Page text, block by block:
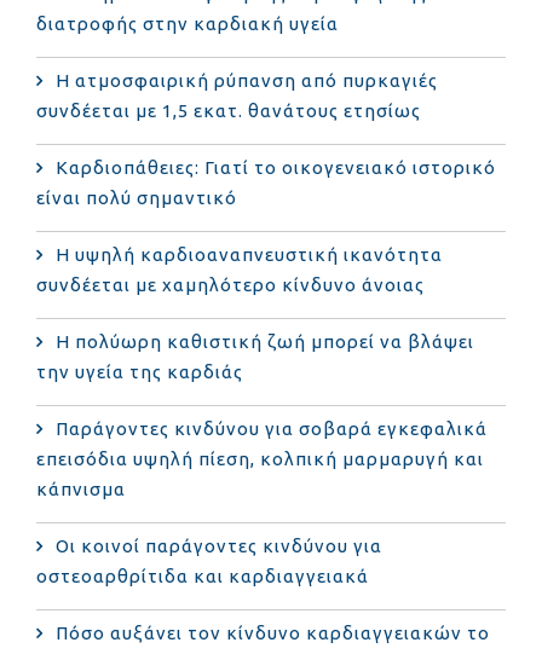
διατροφής στην καρδιακή υγεία
Η ατμοσφαιρική ρύπανση από πυρκαγιές
συνδέεται με 1,5 εκατ. θανάτους ετησίως
Καρδιοπάθειες: Γιατί το οικογενειακό ιστορικό
είναι πολύ σημαντικό
Η υψηλή καρδιοαναπνευστική ικανότητα
συνδέεται με χαμηλότερο κίνδυνο άνοιας
Η πολύωρη καθιστική ζωή μπορεί να βλάψει
την υγεία της καρδιάς
Παράγοντες κινδύνου για σοβαρά εγκεφαλικά
επεισόδια υψηλή πίεση, κολπική μαρμαρυγή και
κάπνισμα
Οι κοινοί παράγοντες κινδύνου για
οστεοαρθρίτιδα και καρδιαγγειακά
Πόσο αυξάνει τον κίνδυνο καρδιαγγειακών το